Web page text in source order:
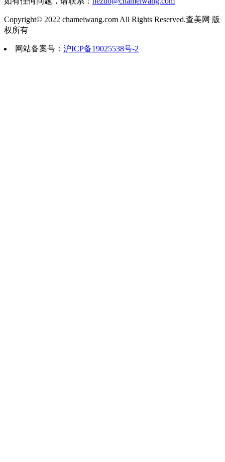
补牙后的4大注意事项 对于蛀牙，常见的治疗方法之一就是进行补牙，但补牙后并不意味着
就万事大吉...
上海港华医院是“国际面部整形美容
Copyright© 2022 chameiwang.com All Rights Reserved.查美网 版
权所有
网站备案号： 沪ICP备19025538号-2